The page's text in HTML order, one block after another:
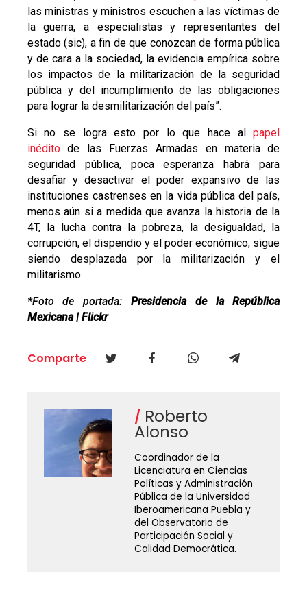
las ministras y ministros escuchen a las víctimas de
la guerra, a especialistas y representantes del
estado (sic), a fin de que conozcan de forma pública
y de cara a la sociedad, la evidencia empírica sobre
los impactos de la militarización de la seguridad
pública y del incumplimiento de las obligaciones
para lograr la desmilitarización del país”.
Si no se logra esto por lo que hace alpapel
inéditode las Fuerzas Armadas en materia de
seguridad pública, poca esperanza habrá para
desafiar y desactivar el poder expansivo de las
instituciones castrenses en la vida pública del país,
menos aún si a medida que avanza la historia de la
4T, la lucha contra la pobreza, la desigualdad, la
corrupción, el dispendio y el poder económico, sigue
siendo desplazada por la militarización y el
militarismo.
*Foto de portada: Presidencia de la República
Mexicana | Flickr
Comparte
Roberto
Alonso
Coordinador de la
Licenciatura en Ciencias
Políticas y Administración
Pública de la Universidad
Iberoamericana Puebla y
del Observatorio de
Participación Social y
Calidad Democrática.